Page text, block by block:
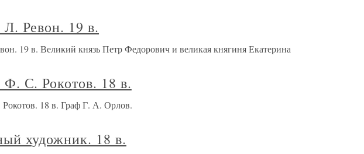
Ревон. 19 в.
19 в. Великий князь Петр Федорович и великая княгиня Екатерина
С. Рокотов. 18 в.
18 в. Граф Г. А. Орлов.
художник. 18 в.